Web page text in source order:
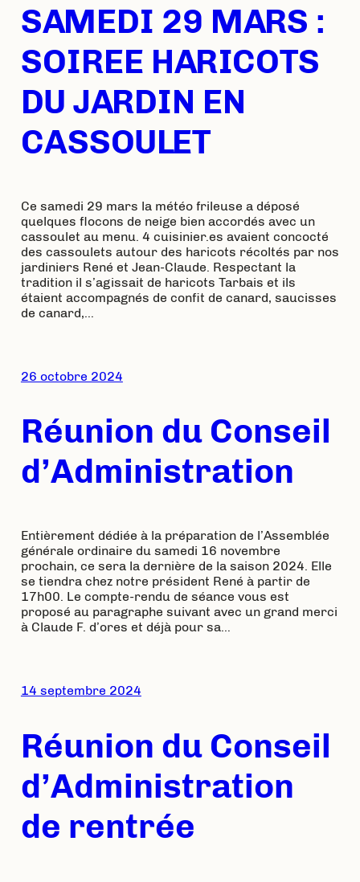
SAMEDI 29 MARS :
SOIREE HARICOTS
DU JARDIN EN
CASSOULET
Ce samedi 29 mars la météo frileuse a déposé
quelques flocons de neige bien accordés avec un
cassoulet au menu. 4 cuisinier.es avaient concocté
des cassoulets autour des haricots récoltés par nos
jardiniers René et Jean-Claude. Respectant la
tradition il s’agissait de haricots Tarbais et ils
étaient accompagnés de confit de canard, saucisses
de canard,…
26 octobre 2024
Réunion du Conseil
d’Administration
Entièrement dédiée à la préparation de l’Assemblée
générale ordinaire du samedi 16 novembre
prochain, ce sera la dernière de la saison 2024. Elle
se tiendra chez notre président René à partir de
17h00. Le compte-rendu de séance vous est
proposé au paragraphe suivant avec un grand merci
à Claude F. d’ores et déjà pour sa…
14 septembre 2024
Réunion du Conseil
d’Administration
de rentrée